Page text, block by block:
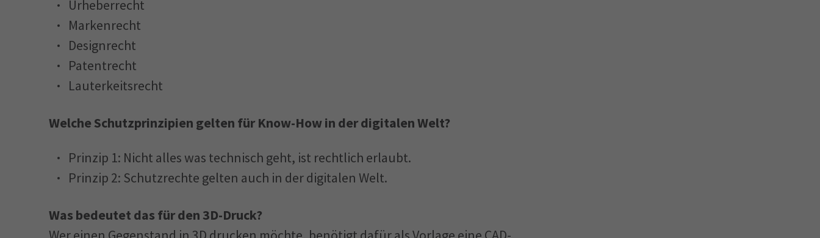
Urheberrecht
Markenrecht
Designrecht
Patentrecht
Lauterkeitsrecht
Welche Schutzprinzipien gelten für Know-How in der digitalen Welt?
Prinzip 1: Nicht alles was technisch geht, ist rechtlich erlaubt.
Prinzip 2: Schutzrechte gelten auch in der digitalen Welt.
Was bedeutet das für den 3D-Druck?